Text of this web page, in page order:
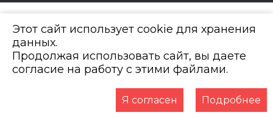
Этот сайт использует cookie для хранения
данных.
Продолжая использовать сайт, вы даете
согласие на работу с этими файлами.
Я согласен Подробнее